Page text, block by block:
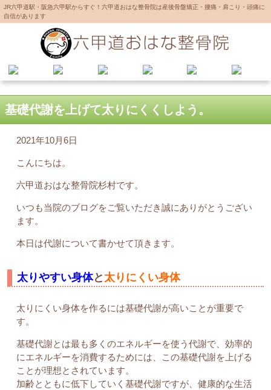
JR六甲道駅・阪急六甲駅からすぐ！六甲道おはな整骨院は産後骨盤矯正・腰痛・肩こり・頭痛に
自信があります
基礎代謝を上げて太りにくくしよう。
2021年10月6日
こんにちは。
六甲道おはな整骨院杉村です。
いつも当院のブログをご覧いただき誠にありがとうござい
ます。
本日は代謝について書かせて頂きます。
太りやすい身体と 太りにくい身体
太りにくい身体を作るには基礎代謝が高いことが重要で
す。
基礎代謝とは最も多くのエネルギーを使う代謝で、効率的
にエネルギーを消費するためには、この基礎代謝を上げる
ことが理想とされています。
加齢とともに低下していく基礎代謝ですが、健康的な生活